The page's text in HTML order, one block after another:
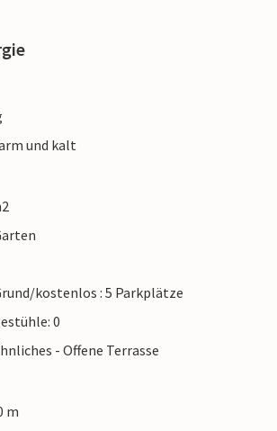
und kalt
kostenlos : 5 Parkplätze
0
- Offene Terrasse
m